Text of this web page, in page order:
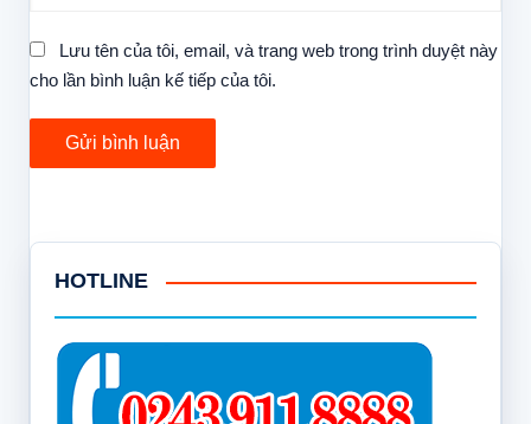
Lưu tên của tôi, email, và trang web trong trình duyệt này
cho lần bình luận kế tiếp của tôi.
HOTLINE